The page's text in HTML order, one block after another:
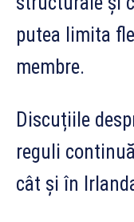
putea limita
membre.
Discuțiile
reguli
cât și în